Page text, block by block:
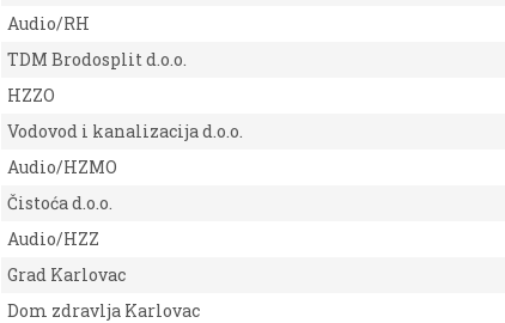
Audio/RH
TDM Brodosplit d.o.o.
HZZO
Vodovod i kanalizacija d.o.o.
Audio/HZMO
Čistoća d.o.o.
Audio/HZZ
Grad Karlovac
Dom zdravlja Karlovac